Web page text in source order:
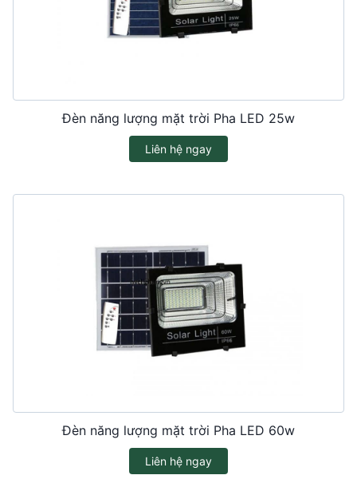
Đèn năng lượng mặt trời Pha LED 25w
Liên hệ ngay
Đèn năng lượng mặt trời Pha LED 60w
Liên hệ ngay